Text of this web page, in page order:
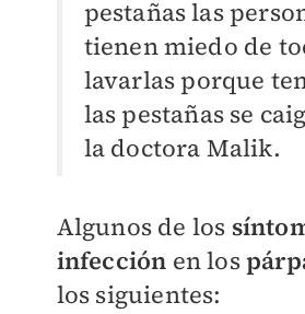
pestañas las
tienen miedo de
lavarlas porque
las pestañas se
la doctora Malik.
Algunos de los
infección en los
los siguientes: